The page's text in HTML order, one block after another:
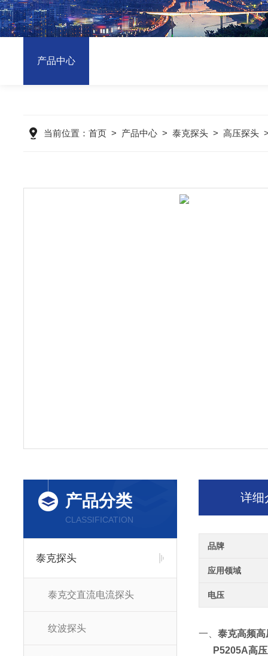
产品中心
当前位置： 首页 > 产品中心 > 泰克探头 > 高压探头
产品分类
CLASSIFICATION
泰克探头
泰克交直流电流探头
纹波探头
详细
品牌
应用领域
电压
一、泰克高频
P5205A高